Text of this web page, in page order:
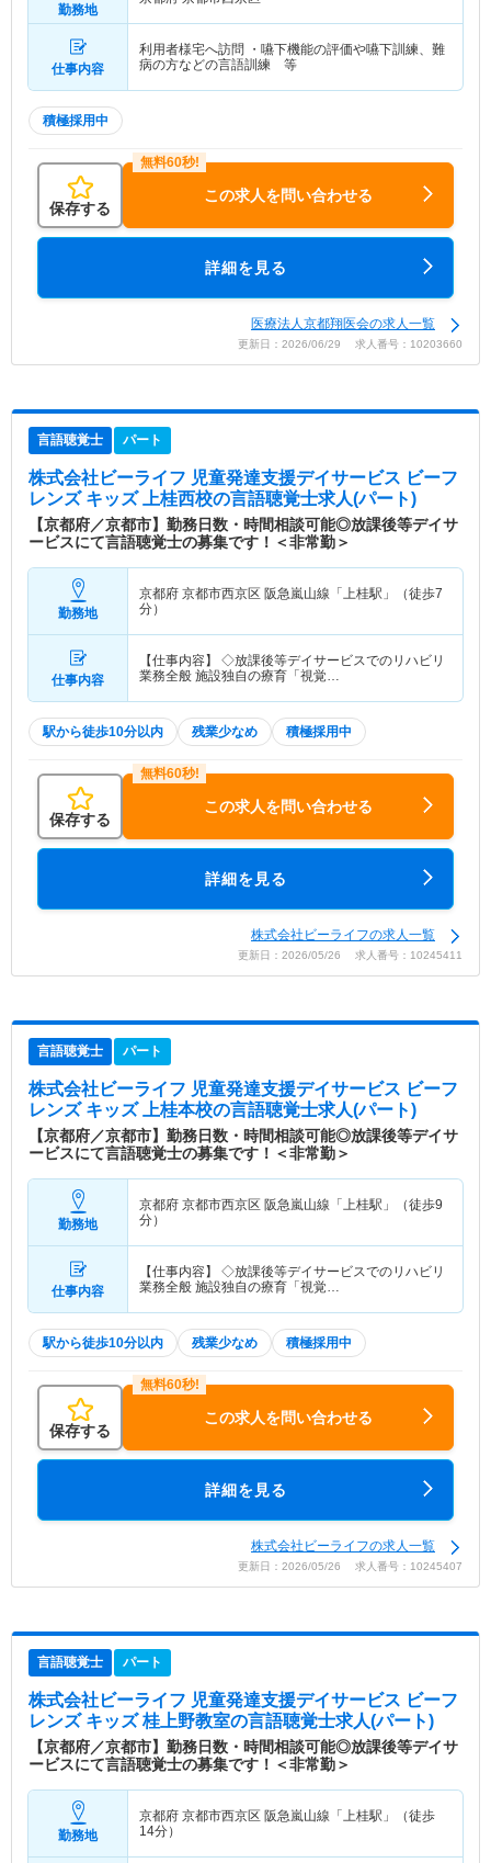
勤務地
仕事内容
利用者様宅へ訪問 ・嚥下機能の評価や嚥下訓練、難
病の方などの言語訓練 等
積極採用中
保存する
この求人を問い合わせる
詳細を見る
医療法人京都翔医会の求人一覧
更新日：2026/06/29 求人番号：10203660
言語聴覚士 パート
株式会社ビーライフ 児童発達支援デイサービス ビーフ
レンズ キッズ 上桂西校の言語聴覚士求人(パート)
【京都府／京都市】勤務日数・時間相談可能◎放課後等デイサ
ービスにて言語聴覚士の募集です！＜非常勤＞
勤務地
京都府 京都市西京区 阪急嵐山線「上桂駅」（徒歩7
分）
仕事内容
【仕事内容】 ◇放課後等デイサービスでのリハビリ
業務全般 施設独自の療育「視覚…
駅から徒歩10分以内 残業少なめ 積極採用中
保存する
この求人を問い合わせる
詳細を見る
株式会社ビーライフの求人一覧
更新日：2026/05/26 求人番号：10245411
言語聴覚士 パート
株式会社ビーライフ 児童発達支援デイサービス ビーフ
レンズ キッズ 上桂本校の言語聴覚士求人(パート)
【京都府／京都市】勤務日数・時間相談可能◎放課後等デイサ
ービスにて言語聴覚士の募集です！＜非常勤＞
勤務地
京都府 京都市西京区 阪急嵐山線「上桂駅」（徒歩9
分）
仕事内容
【仕事内容】 ◇放課後等デイサービスでのリハビリ
業務全般 施設独自の療育「視覚…
駅から徒歩10分以内 残業少なめ 積極採用中
保存する
この求人を問い合わせる
詳細を見る
株式会社ビーライフの求人一覧
更新日：2026/05/26 求人番号：10245407
言語聴覚士 パート
株式会社ビーライフ 児童発達支援デイサービス ビーフ
レンズ キッズ 桂上野教室の言語聴覚士求人(パート)
【京都府／京都市】勤務日数・時間相談可能◎放課後等デイサ
ービスにて言語聴覚士の募集です！＜非常勤＞
勤務地
京都府 京都市西京区 阪急嵐山線「上桂駅」（徒歩
14分）